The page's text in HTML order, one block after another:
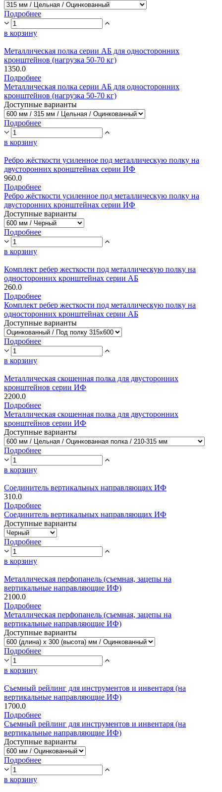
Подробнее
в корзину
Металлическая полка серии АБ для односторонних
кронштейнов (нагрузка 50-70 кг)
1350.0
Подробнее
Металлическая полка серии АБ для односторонних
кронштейнов (нагрузка 50-70 кг)
Доступные варианты
Подробнее
в корзину
Ребро жёсткости усиленное под металлическую полку на
двусторонних кронштейнах серии ИФ
960.0
Подробнее
Ребро жёсткости усиленное под металлическую полку на
двусторонних кронштейнах серии ИФ
Доступные варианты
Подробнее
в корзину
Комплект ребер жесткости под металлическую полку на
односторонних кронштейнах серии АБ
260.0
Подробнее
Комплект ребер жесткости под металлическую полку на
односторонних кронштейнах серии АБ
Доступные варианты
Подробнее
в корзину
Металлическая скошенная полка для двусторонних
кронштейнов серии ИФ
2200.0
Подробнее
Металлическая скошенная полка для двусторонних
кронштейнов серии ИФ
Доступные варианты
Подробнее
в корзину
Соединитель вертикальных направляющих ИФ
310.0
Подробнее
Соединитель вертикальных направляющих ИФ
Доступные варианты
Подробнее
в корзину
Металлическая перфопанель (съемная, зацепы на
вертикальные направляющие ИФ)
2100.0
Подробнее
Металлическая перфопанель (съемная, зацепы на
вертикальные направляющие ИФ)
Доступные варианты
Подробнее
в корзину
Съемный рейлинг для инструментов и инвентаря (на
вертикальные направляющие ИФ)
1700.0
Подробнее
Съемный рейлинг для инструментов и инвентаря (на
вертикальные направляющие ИФ)
Доступные варианты
Подробнее
в корзину